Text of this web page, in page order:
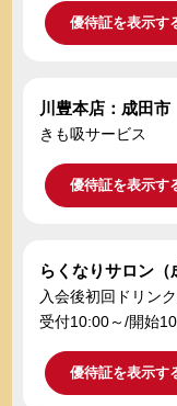
優待証を表示す
川豊本店：成田市
きも吸サービス
優待証を表示す
らくなりサロン
入会後初回ドリン
受付10:00～/開始
優待証を表示す